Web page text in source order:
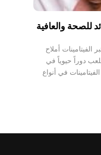
للصحة والعافية
الفيتامينات أملاح
دوراً حيوياً في
في أنواع